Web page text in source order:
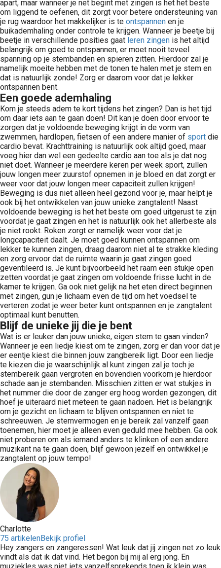
apart, maar wanneer je net begint met zingen is het het beste
om liggend te oefenen, dit zorgt voor betere ondersteuning van
je rug waardoor het makkelijker is te ontspannen en je
buikademhaling onder controle te krijgen. Wanneer je beetje bij
beetje in verschillende posities gaat leren zingen is het altijd
belangrijk om goed te ontspannen, er moet nooit teveel
spanning op je stembanden en spieren zitten. Hierdoor zal je
namelijk moeite hebben met de tonen te halen met je stem en
dat is natuurlijk zonde! Zorg er daarom voor dat je lekker
ontspannen bent.
Een goede ademhaling
Kom je steeds adem te kort tijdens het zingen? Dan is het tijd
om daar iets aan te gaan doen! Dit kan je doen door ervoor te
zorgen dat je voldoende beweging krijgt in de vorm van
zwemmen, hardlopen, fietsen of een andere manier of sport die
cardio bevat. Krachttraining is natuurlijk ook altijd goed, maar
voeg hier dan wel een gedeelte cardio aan toe als je dat nog
niet doet. Wanneer je meerdere keren per week sport, zullen
jouw longen meer zuurstof opnemen in je bloed en dat zorgt er
weer voor dat jouw longen meer capaciteit zullen krijgen!
Beweging is dus niet alleen heel gezond voor je, maar helpt je
ook bij het ontwikkelen van jouw unieke zangtalent! Naast
voldoende beweging is het het beste om goed uitgerust te zijn
voordat je gaat zingen en het is natuurlijk ook het allerbeste als
je niet rookt. Roken zorgt er namelijk weer voor dat je
longcapaciteit daalt. Je moet goed kunnen ontspannen om
lekker te kunnen zingen, draag daarom niet al te strakke kleding
en zorg ervoor dat de ruimte waarin je gaat zingen goed
geventileerd is. Je kunt bijvoorbeeld het raam een stukje open
zetten voordat je gaat zingen om voldoende frisse lucht in de
kamer te krijgen. Ga ook niet gelijk na het eten direct beginnen
met zingen, gun je lichaam even de tijd om het voedsel te
verteren zodat je weer beter kunt ontspannen en je zangtalent
optimaal kunt benutten.
Blijf de unieke jij die je bent
Wat is er leuker dan jouw unieke, eigen stem te gaan vinden?
Wanneer je een liedje kiest om te zingen, zorg er dan voor dat je
er eentje kiest die binnen jouw zangbereik ligt. Door een liedje
te kiezen die je waarschijnlijk al kunt zingen zal je toch je
stembereik gaan vergroten en bovendien voorkom je hierdoor
schade aan je stembanden. Misschien zitten er wat stukjes in
het nummer die door de zanger erg hoog worden gezongen, dit
hoef je uiteraard niet meteen te gaan nadoen. Het is belangrijk
om je gezicht en lichaam te blijven ontspannen en niet te
schreeuwen. Je stemvermogen en je bereik zal vanzelf gaan
toenemen, hier moet je alleen even geduld mee hebben. Ga ook
niet proberen om als iemand anders te klinken of een andere
muzikant na te gaan doen, blijf gewoon jezelf en ontwikkel je
zangtalent op jouw tempo!
Charlotte
75 artikelenBekijk profiel
Hey zangers en zangeressen! Wat leuk dat jij zingen net zo leuk
vindt als dat ik dat vind. Het begon bij mij al erg jong. En